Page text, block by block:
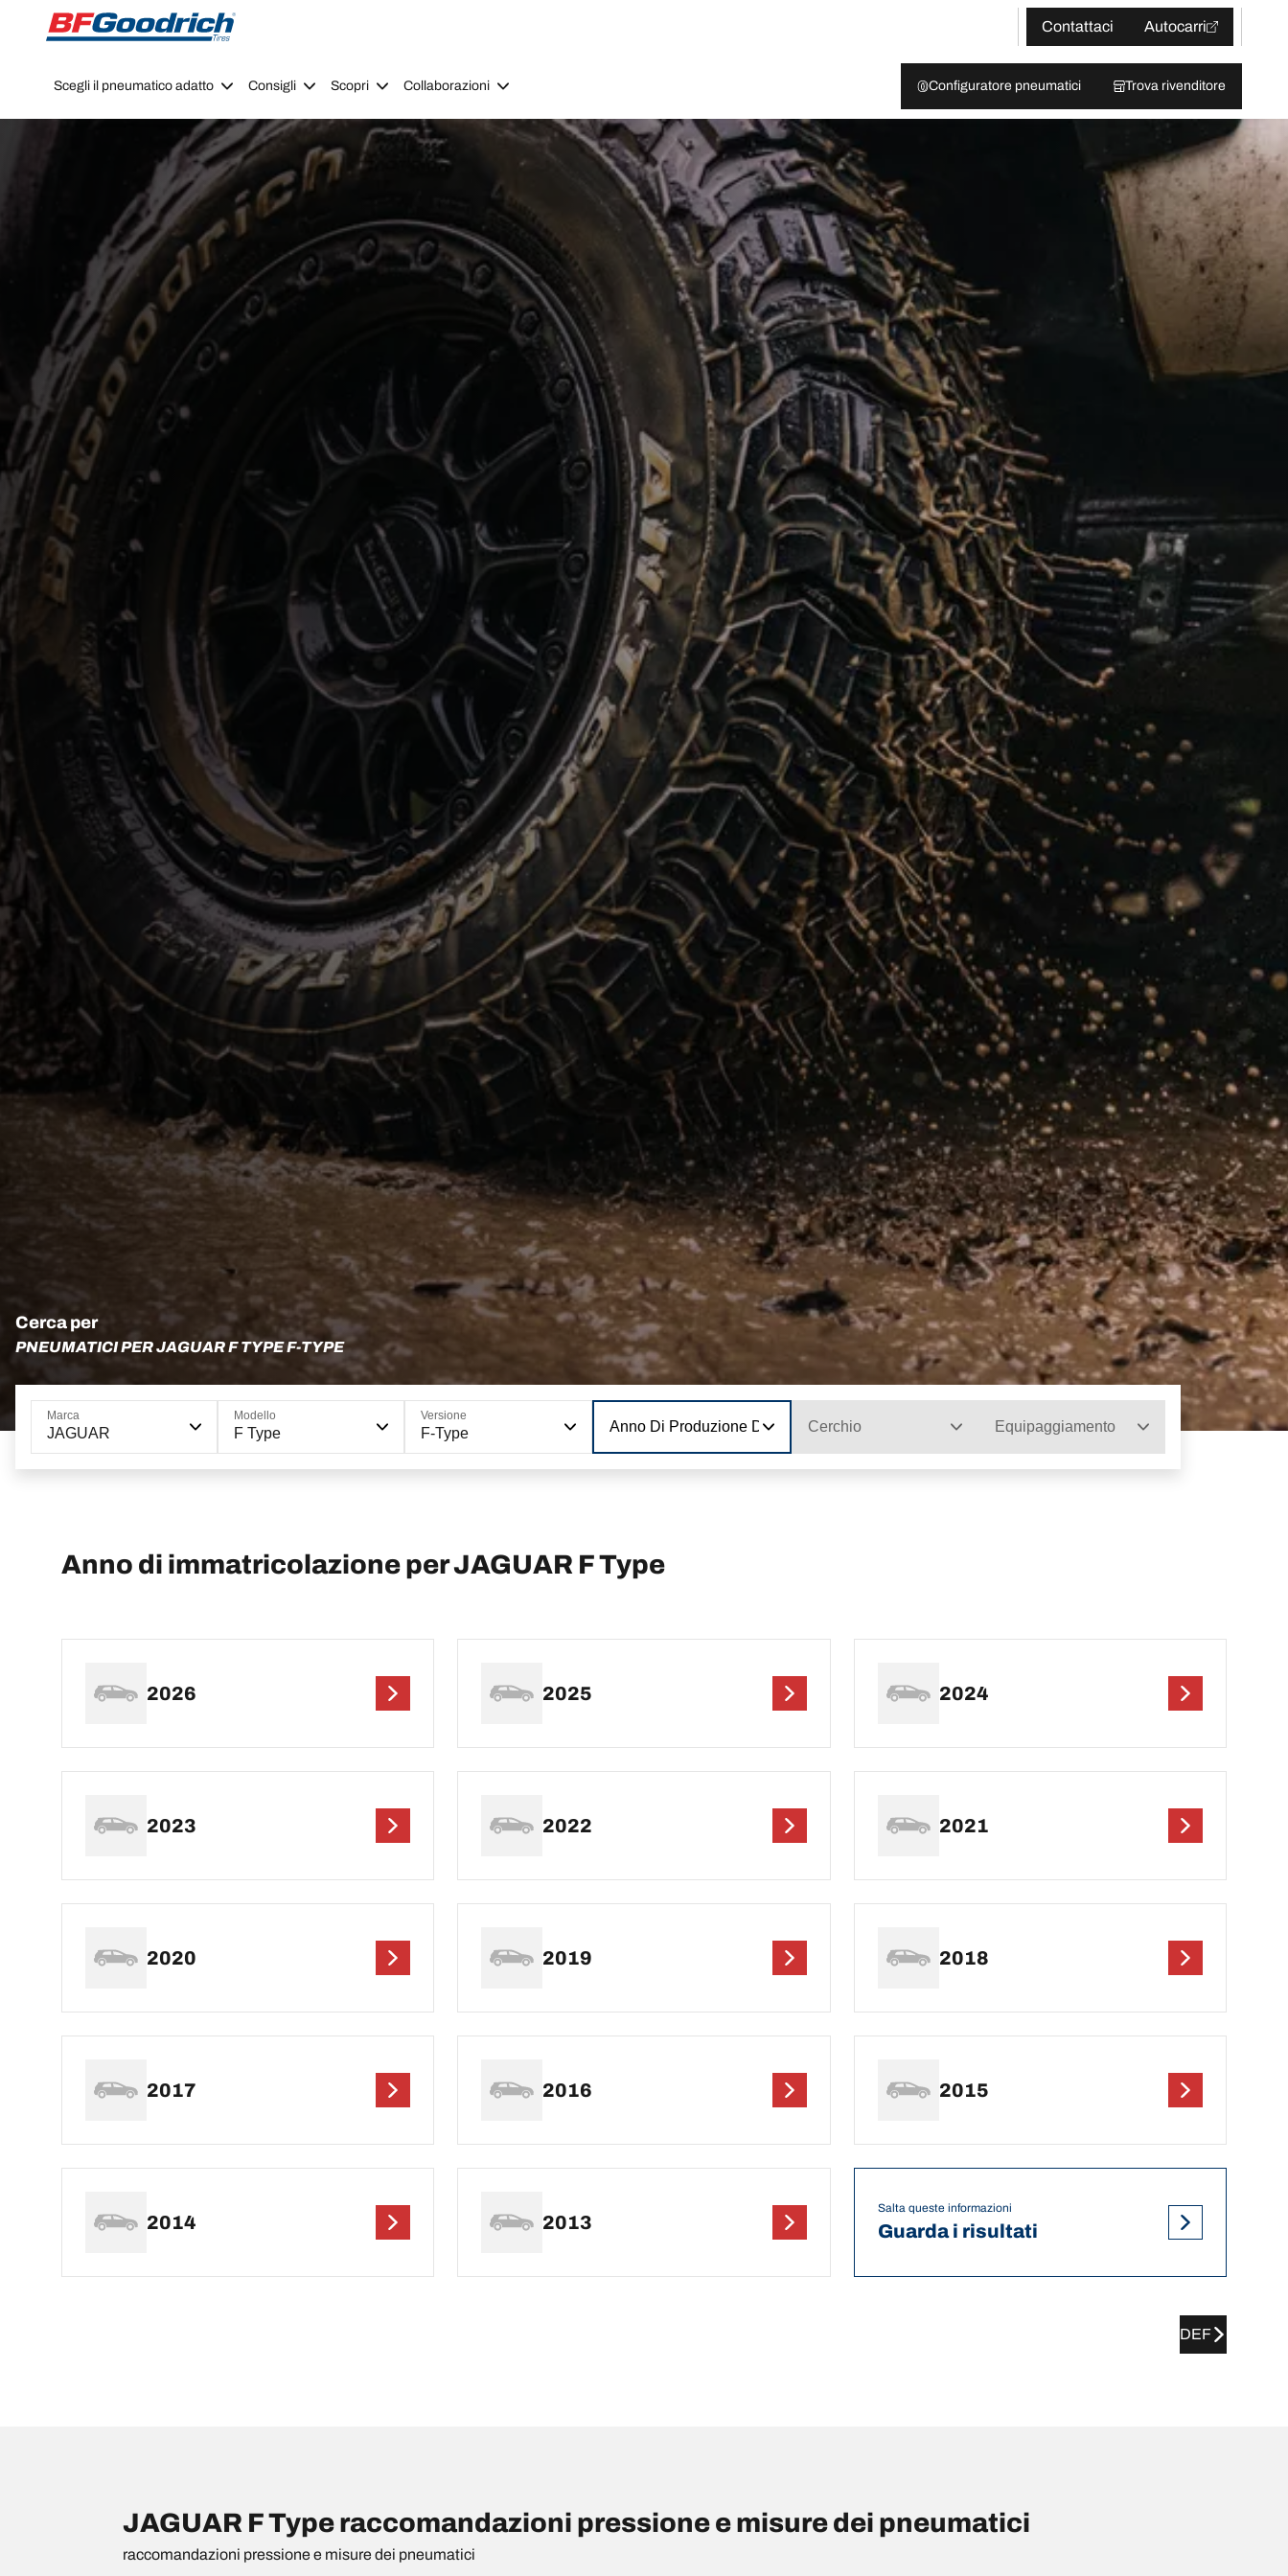
Go to page content
Go to page navigation
Contattaci
Autocarri
Scegli il pneumatico adatto Consigli Scopri Collaborazioni Configuratore pneumatici Trova rivenditore
Cerca per
PNEUMATICI PER JAGUAR F TYPE F-TYPE
Marca
JAGUAR
Modello
F Type
Versione
F-Type Anno Di Produzione Del ModelloCerchio Equipaggiamento
Anno di immatricolazione per JAGUAR F Type
2026 2025 2024
2023 2022 2021
2020 2019 2018
2017 2016 2015
2014 2013
Salta queste informazioni
Guarda i risultati
DEF
JAGUAR F Type raccomandazioni pressione e misure dei pneumatici
raccomandazioni pressione e misure dei pneumatici